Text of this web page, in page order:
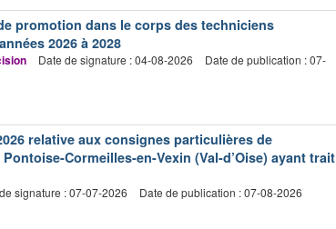
promotion dans le corps des techniciens
2026 à 2028
Date de signature : 04-08-2026
Date de publication : 07-
relative aux consignes particulières de
Cormeilles-en-Vexin (Val-d’Oise) ayant trait
signature : 07-07-2026 Date de publication : 07-08-2026